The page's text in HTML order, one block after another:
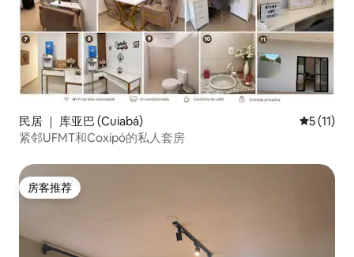
民居 ｜ 库亚巴 (Cuiabá) 平均评分
5 (11)
紧邻UFMT和Coxipó的私人套房
房客推荐
房客推荐